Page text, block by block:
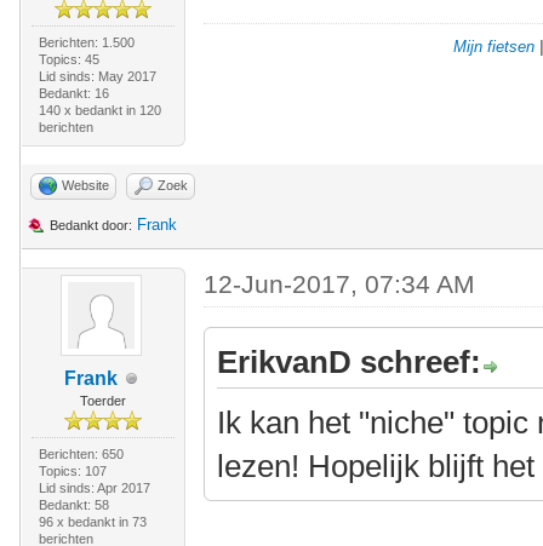
Berichten: 1.500
Topics: 45
Lid sinds: May 2017
Bedankt: 16
140 x bedankt in 120
berichten
Mijn fietsen
Website Zoek
Bedankt door: Frank
Frank
Toerder
Berichten: 650
Topics: 107
Lid sinds: Apr 2017
Bedankt: 58
96 x bedankt in 73
berichten
12-Jun-2017, 07:34 AM
ErikvanD schreef:
Ik kan het "niche"
lezen! Hopelijk blijft het